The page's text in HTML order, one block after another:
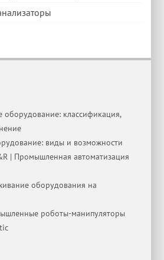
классификация,
виды и возможности
| Промышленная автоматизация
оборудования на
роботы-манипуляторы